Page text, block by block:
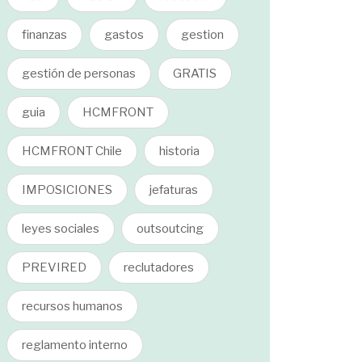
finanzas gastos gestion
gestión de personas GRATIS
guia HCMFRONT
HCMFRONT Chile historia
IMPOSICIONES jefaturas
leyes sociales outsoutcing
PREVIRED reclutadores
recursos humanos
reglamento interno